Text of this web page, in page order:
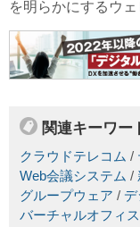
を明らかにするウ
関連キーワー
クラウドテレコム /
Web会議システム /
グループウェア /
バーチャルオフィス